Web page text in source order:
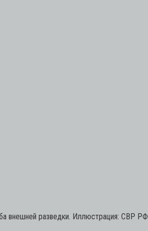
внешней разведки. Иллюстрация: СВР РФ